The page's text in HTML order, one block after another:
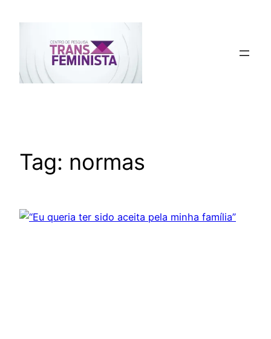
Tag: normas